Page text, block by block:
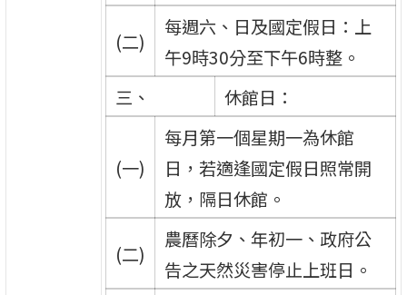
(二)
每週六、日及國定假日：上
午9時30分至下午6時整。
三、
休館日：
(一)
每月第一個星期一為休館
日，若適逢國定假日照常開
放，隔日休館。
(二)
農曆除夕、年初一、政府公
告之天然災害停止上班日。